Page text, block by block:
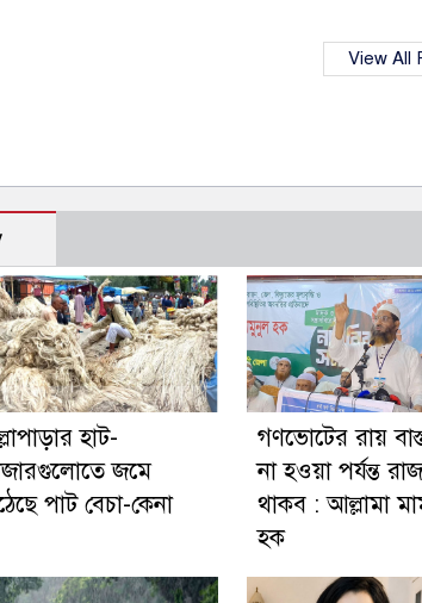
View All
হাট-
জমে
পাট বেচা-কেনা
গণভোটের রায়
না হওয়া পর্যন্ত
থাকব : আল্লামা
হক